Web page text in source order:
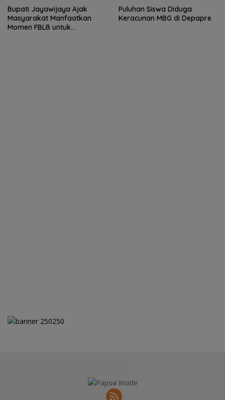
Bupati Jayawijaya Ajak
Masyarakat Manfaatkan
Momen FBLB untuk
Puluhan Siswa Diduga
Keracunan MBG di Depapre